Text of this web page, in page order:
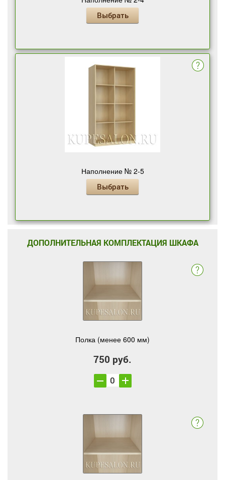
Выбрать
Наполнение № 2-5
Выбрать
ДОПОЛНИТЕЛЬНАЯ КОМПЛЕКТАЦИЯ ШКАФА
Полка (менее 600 мм)
750 руб.